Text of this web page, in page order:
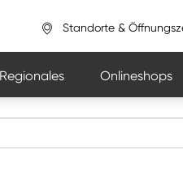
Standorte &
Regionales Onlineshops